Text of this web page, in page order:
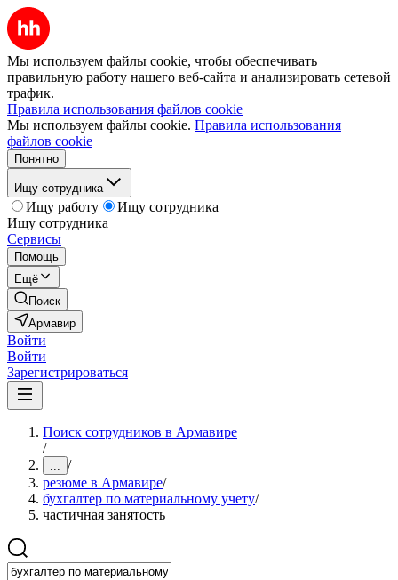
Мы используем файлы cookie, чтобы обеспечивать
правильную работу нашего веб-сайта и анализировать сетевой
трафик.
Правила использования файлов cookie
Мы используем файлы cookie. Правила использования
файлов cookie
Понятно
Ищу сотрудника
Ищу работу
Ищу сотрудника
Ищу сотрудника
Сервисы
Помощь
Ещё
Поиск
Армавир
Войти
Войти
Зарегистрироваться
Поиск сотрудников в Армавире
/
... /
резюме в Армавире/
бухгалтер по материальному учету/
частичная занятость